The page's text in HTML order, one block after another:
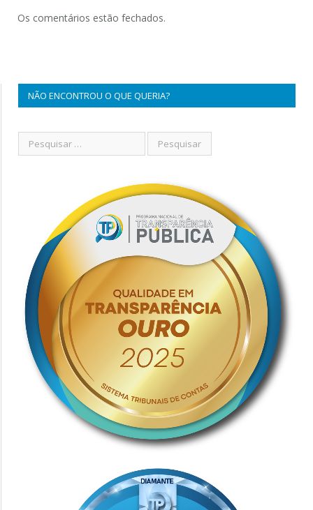
Os comentários estão fechados.
NÃO ENCONTROU O QUE QUERIA?